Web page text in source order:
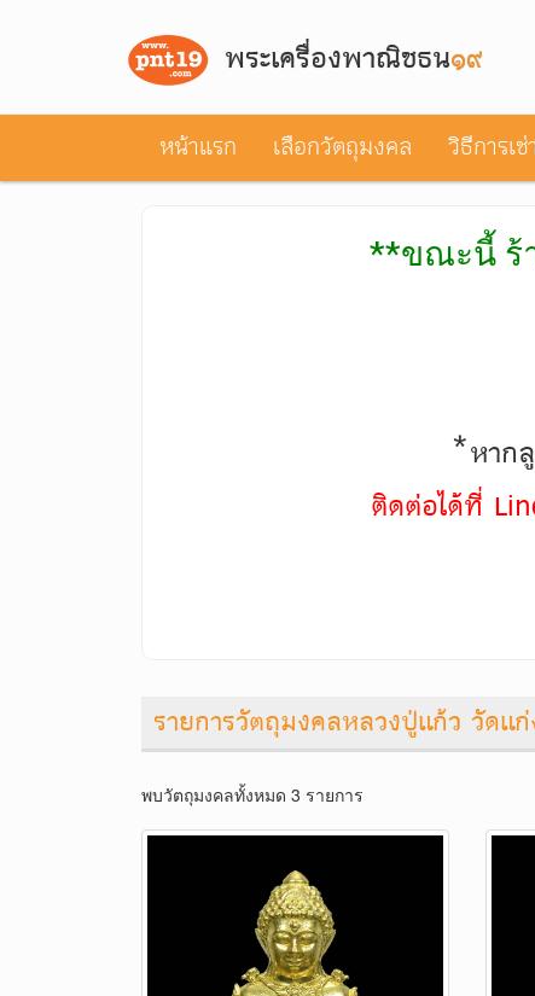
พระเครื่องพาณิชธน๑๙
หน้าแรก เลือกวัตถุมงคล วิธีการเ
**ขณะนี้ ร้
*หาก
ติดต่อได้ที่
รายการวัตถุมงคลหลวงปู่แก้ว วัดแ
พบวัตถุมงคลทั้งหมด 3 รายการ